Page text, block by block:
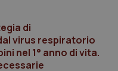
di
virus respiratorio
nel 1° anno di vita.